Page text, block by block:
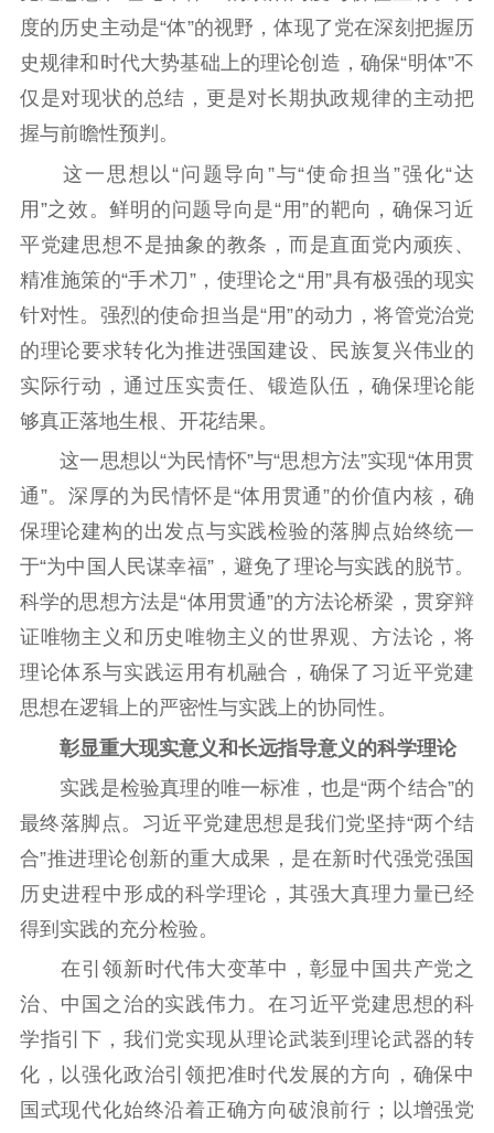
度的历史主动是“体”的视野，体现了党在深刻把握历
史规律和时代大势基础上的理论创造，确保“明体”不
仅是对现状的总结，更是对长期执政规律的主动把
握与前瞻性预判。
这一思想以“问题导向”与“使命担当”强化“达
用”之效。鲜明的问题导向是“用”的靶向，确保习近
平党建思想不是抽象的教条，而是直面党内顽疾、
精准施策的“手术刀”，使理论之“用”具有极强的现实
针对性。强烈的使命担当是“用”的动力，将管党治党
的理论要求转化为推进强国建设、民族复兴伟业的
实际行动，通过压实责任、锻造队伍，确保理论能
够真正落地生根、开花结果。
这一思想以“为民情怀”与“思想方法”实现“体用贯
通”。深厚的为民情怀是“体用贯通”的价值内核，确
保理论建构的出发点与实践检验的落脚点始终统一
于“为中国人民谋幸福”，避免了理论与实践的脱节。
科学的思想方法是“体用贯通”的方法论桥梁，贯穿辩
证唯物主义和历史唯物主义的世界观、方法论，将
理论体系与实践运用有机融合，确保了习近平党建
思想在逻辑上的严密性与实践上的协同性。
彰显重大现实意义和长远指导意义的科学理论
实践是检验真理的唯一标准，也是“两个结合”的
最终落脚点。习近平党建思想是我们党坚持“两个结
合”推进理论创新的重大成果，是在新时代强党强国
历史进程中形成的科学理论，其强大真理力量已经
得到实践的充分检验。
在引领新时代伟大变革中，彰显中国共产党之
治、中国之治的实践伟力。在习近平党建思想的科
学指引下，我们党实现从理论武装到理论武器的转
化，以强化政治引领把准时代发展的方向，确保中
国式现代化始终沿着正确方向破浪前行；以增强党